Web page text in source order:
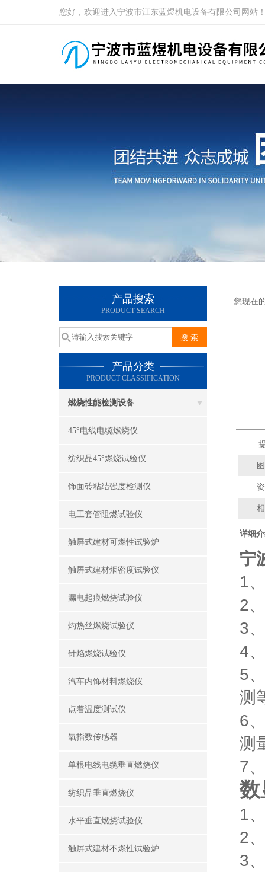
您好，欢迎进入宁波市江东蓝煜机电设备有限公司网站
产品搜索
PRODUCT SEARCH
产品分类
PRODUCT CLASSIFICATION
燃烧性能检测设备
45°电线电缆燃烧仪
纺织品45°燃烧试验仪
饰面砖粘结强度检测仪
电工套管阻燃试验仪
触屏式建材可燃性试验炉
触屏式建材烟密度试验仪
漏电起痕燃烧试验仪
灼热丝燃烧试验仪
针焰燃烧试验仪
汽车内饰材料燃烧仪
点着温度测试仪
氧指数传感器
单根电线电缆垂直燃烧仪
纺织品垂直燃烧仪
水平垂直燃烧试验仪
触屏式建材不燃性试验炉
您现在
详细
宁
1
2
3
4
5
测
6
测
7
数
1
2
3